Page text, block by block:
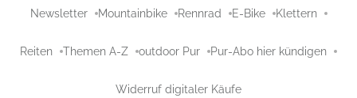
Newsletter Mountainbike Rennrad E-Bike Klettern
Reiten Themen A-Z outdoor Pur Pur-Abo hier kündigen
Widerruf digitaler Käufe